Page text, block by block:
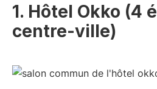
1. Hôtel Okko (4
centre-ville)